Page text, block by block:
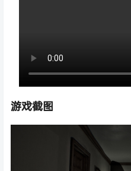
游戏截图